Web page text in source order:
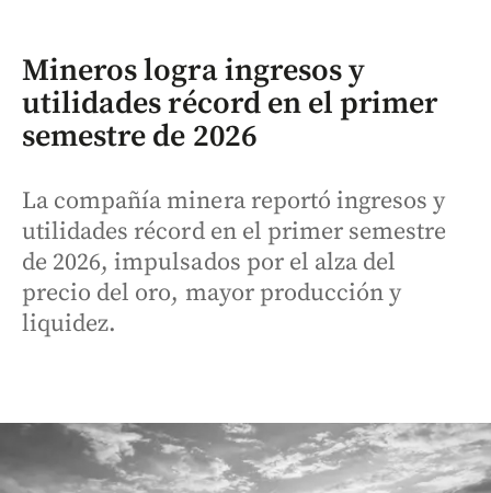
Mineros logra ingresos y
utilidades récord en el primer
semestre de 2026
La compañía minera reportó ingresos y
utilidades récord en el primer semestre
de 2026, impulsados por el alza del
precio del oro, mayor producción y
liquidez.